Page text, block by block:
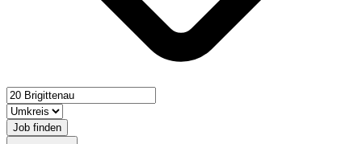
Job finden